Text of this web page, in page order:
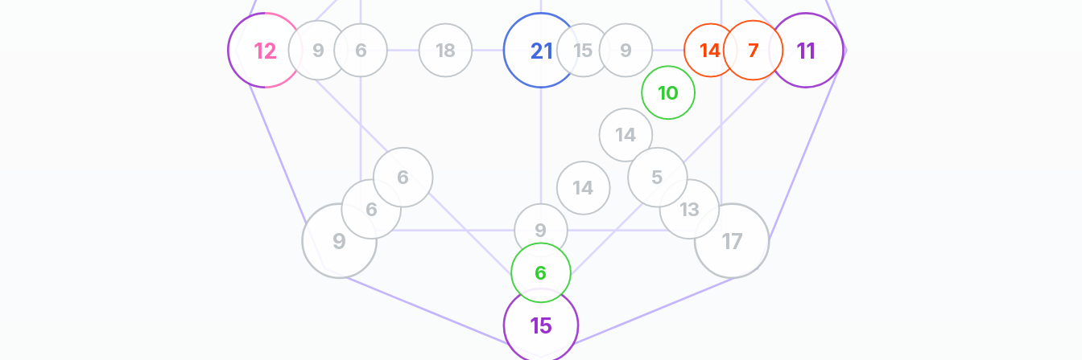
12 11
15
21
9 17
9
14
14
10
14
9 7
6
6 15 9
18
6
6
13
5